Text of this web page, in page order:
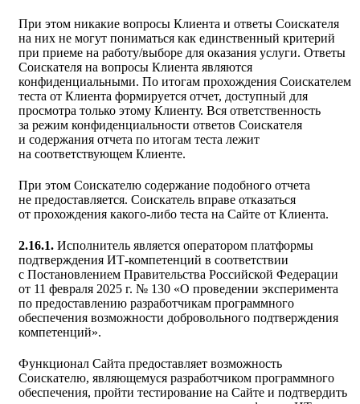
При этом никакие вопросы Клиента и ответы Соискателя
на них не могут пониматься как единственный критерий
при приеме на работу/выборе для оказания услуги. Ответы
Соискателя на вопросы Клиента являются
конфиденциальными. По итогам прохождения Соискателем
теста от Клиента формируется отчет, доступный для
просмотра только этому Клиенту. Вся ответственность
за режим конфиденциальности ответов Соискателя
и содержания отчета по итогам теста лежит
на соответствующем Клиенте.
При этом Соискателю содержание подобного отчета
не предоставляется. Соискатель вправе отказаться
от прохождения какого-либо теста на Сайте от Клиента.
2.16.1. Исполнитель является оператором платформы
подтверждения ИТ-компетенций в соответствии
с Постановлением Правительства Российской Федерации
от 11 февраля 2025 г. № 130 «О проведении эксперимента
по предоставлению разработчикам программного
обеспечения возможности добровольного подтверждения
компетенций».
Функционал Сайта предоставляет возможность
Соискателю, являющемуся разработчиком программного
обеспечения, пройти тестирование на Сайте и подтвердить